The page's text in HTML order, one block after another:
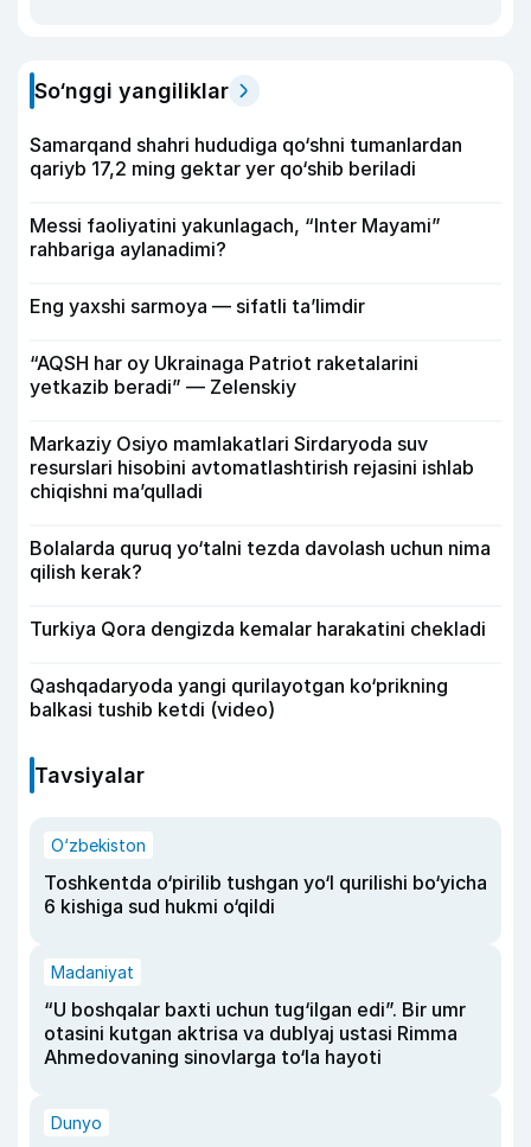
So‘nggi yangiliklar
Samarqand shahri hududiga qo‘shni tumanlardan
qariyb 17,2 ming gektar yer qo‘shib beriladi
Messi faoliyatini yakunlagach, “Inter Mayami”
rahbariga aylanadimi?
Eng yaxshi sarmoya — sifatli ta’limdir
“AQSH har oy Ukrainaga Patriot raketalarini
yetkazib beradi” — Zelenskiy
Markaziy Osiyo mamlakatlari Sirdaryoda suv
resurslari hisobini avtomatlashtirish rejasini ishlab
chiqishni ma’qulladi
Bolalarda quruq yo‘talni tezda davolash uchun nima
qilish kerak?
Turkiya Qora dengizda kemalar harakatini chekladi
Qashqadaryoda yangi qurilayotgan ko‘prikning
balkasi tushib ketdi (video)
Tavsiyalar
O‘zbekiston
Toshkentda o‘pirilib tushgan yo‘l qurilishi bo‘yicha
6 kishiga sud hukmi o‘qildi
Madaniyat
“U boshqalar baxti uchun tug‘ilgan edi”. Bir umr
otasini kutgan aktrisa va dublyaj ustasi Rimma
Ahmedovaning sinovlarga to‘la hayoti
Dunyo